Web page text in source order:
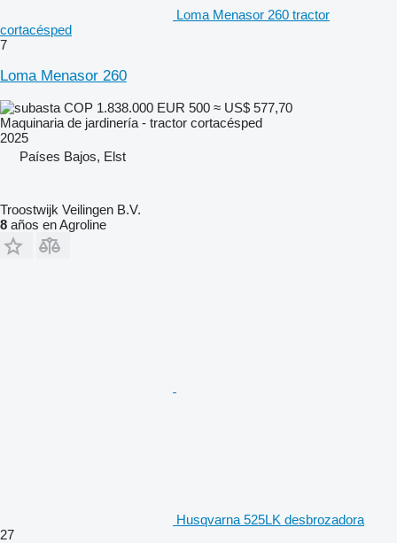
Loma Menasor 260 tractor
cortacésped
7
Loma Menasor 260
COP 1.838.000 EUR 500 ≈ US$ 577,70
Maquinaria de jardinería - tractor cortacésped
2025
Países Bajos, Elst
Troostwijk Veilingen B.V.
8 años en Agroline
Husqvarna 525LK desbrozadora
27